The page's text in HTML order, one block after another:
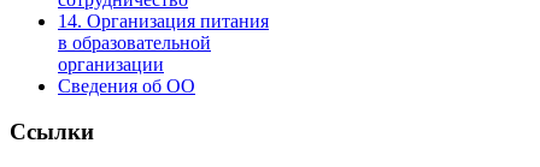
14. Организация питания
в образовательной
организации
Сведения об ОО
Ссылки